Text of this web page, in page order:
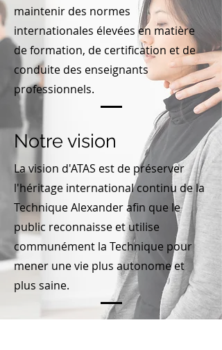
maintenir des normes
internationales élevées en matière
de formation, de certification et de
conduite des enseignants
professionnels.
Notre vision
La vision d'ATAS est de préserver
l'héritage international continu de la
Technique Alexander afin que le
public reconnaisse et utilise
communément la Technique pour
mener une vie plus autonome et
plus saine.